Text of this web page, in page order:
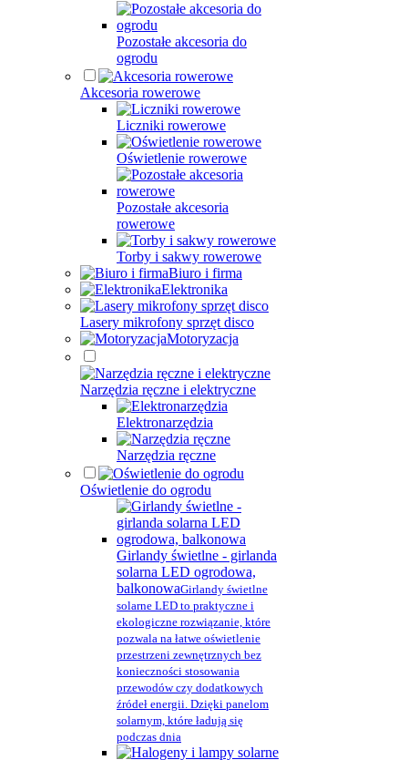
Pozostałe akcesoria do
ogrodu
Akcesoria rowerowe
Liczniki rowerowe
Oświetlenie rowerowe
Pozostałe akcesoria
rowerowe
Torby i sakwy rowerowe
Biuro i firma
Elektronika
Lasery mikrofony sprzęt disco
Motoryzacja
Narzędzia ręczne i elektryczne
Elektronarzędzia
Narzędzia ręczne
Oświetlenie do ogrodu
Girlandy świetlne - girlanda
solarna LED ogrodowa,
balkonowaGirlandy świetlne
solarne LED to praktyczne i
ekologiczne rozwiązanie, które
pozwala na łatwe oświetlenie
przestrzeni zewnętrznych bez
konieczności stosowania
przewodów czy dodatkowych
źródeł energii. Dzięki panelom
solarnym, które ładują się
podczas dnia